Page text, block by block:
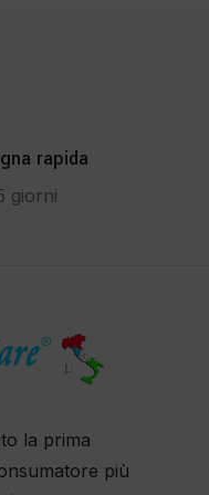
rapida
giorni
la prima
più